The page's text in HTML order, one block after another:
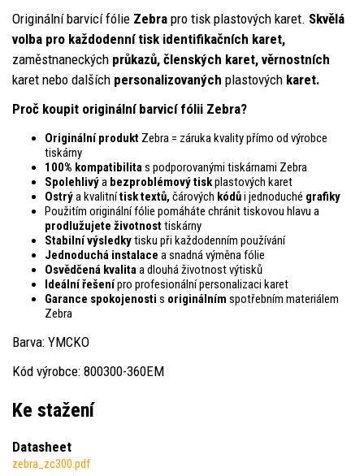
Originální barvicí fólie Zebra pro tisk plastových karet. Skvělá
volba pro každodenní tisk identifikačních karet,
zaměstnaneckých průkazů, členských karet, věrnostních
karet nebo dalších personalizovaných plastových karet.
Proč koupit originální barvicí fólii Zebra?
Originální produkt Zebra = záruka kvality přímo od výrobce
tiskárny
100% kompatibilitas podporovanými tiskárnami Zebra
Spolehlivýa bezproblémový tiskplastových karet
Ostrýa kvalitnítisk textů, čárových kódůi jednoduché grafiky
Použitím originální fólie pomáháte chránit tiskovou hlavu a
prodlužujete životnosttiskárny
Stabilní výsledkytisku při každodenním používání
Jednoduchá instalace a snadná výměna fólie
Osvědčená kvalitaa dlouhá životnost výtisků
Ideální řešenípro profesionální personalizaci karet
Garance spokojenosti s originálním spotřebním materiálem
Zebra
Barva: YMCKO
Kód výrobce: 800300-360EM
Ke stažení
Datasheet
zebra_zc300.pdf